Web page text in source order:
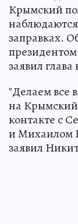
Крымский
заправках.
заявил
"Делаем все
на Крымский
контакте с
и Михаилом
заявил